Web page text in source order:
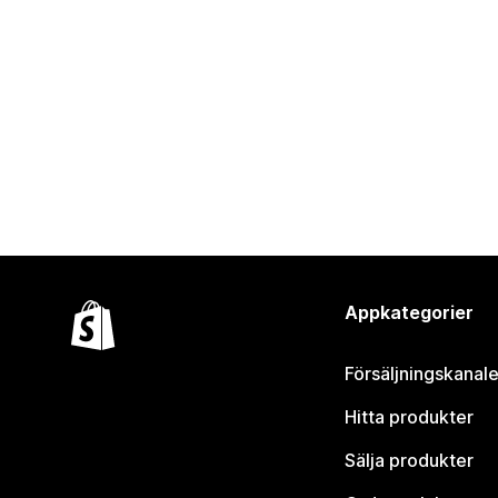
Appkategorier
Hitta produkter
Sälja produkter